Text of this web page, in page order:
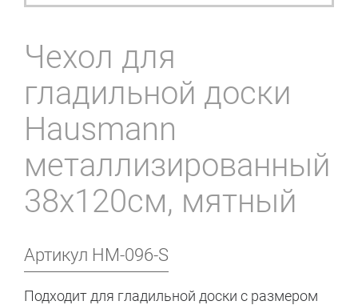
Чехол для
гладильной доски
Hausmann
металлизированный
38x120см, мятный
Артикул HM-096-S
Подходит для гладильной доски с размером